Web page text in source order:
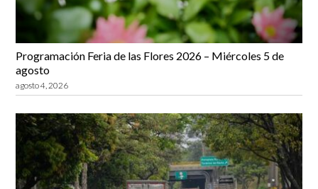
Programación Feria de las Flores 2026 – Miércoles 5 de
agosto
agosto 4, 2026